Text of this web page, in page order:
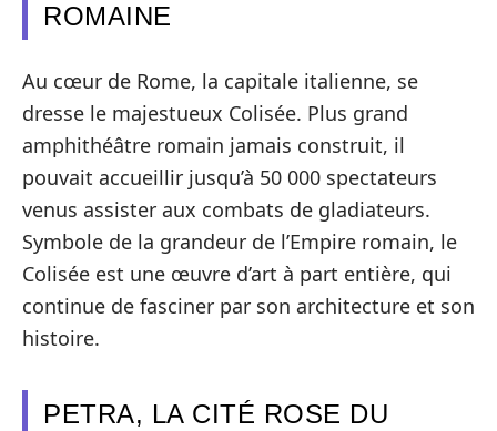
ROMAINE
Au cœur de Rome, la capitale italienne, se
dresse le majestueux Colisée. Plus grand
amphithéâtre romain jamais construit, il
pouvait accueillir jusqu’à 50 000 spectateurs
venus assister aux combats de gladiateurs.
Symbole de la grandeur de l’Empire romain, le
Colisée est une œuvre d’art à part entière, qui
continue de fasciner par son architecture et son
histoire.
PETRA, LA CITÉ ROSE DU